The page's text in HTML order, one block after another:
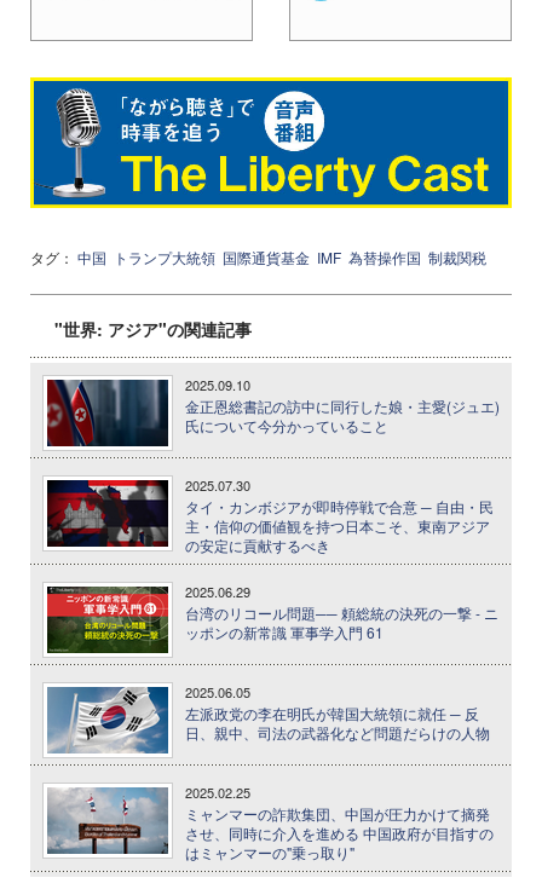
タグ： 中国 トランプ大統領 国際通貨基金 IMF 為替操作国 制裁関税
"世界: アジア"の関連記事
2025.09.10
金正恩総書記の訪中に同行した娘・主愛(ジュエ)
氏について今分かっていること
2025.07.30
タイ・カンボジアが即時停戦で合意 ─ 自由・民
主・信仰の価値観を持つ日本こそ、東南アジア
の安定に貢献するべき
2025.06.29
台湾のリコール問題── 頼総統の決死の一撃 - ニ
ッポンの新常識 軍事学入門 61
2025.06.05
左派政党の李在明氏が韓国大統領に就任 ─ 反
日、親中、司法の武器化など問題だらけの人物
2025.02.25
ミャンマーの詐欺集団、中国が圧力かけて摘発
させ、同時に介入を進める 中国政府が目指すの
はミャンマーの"乗っ取り"